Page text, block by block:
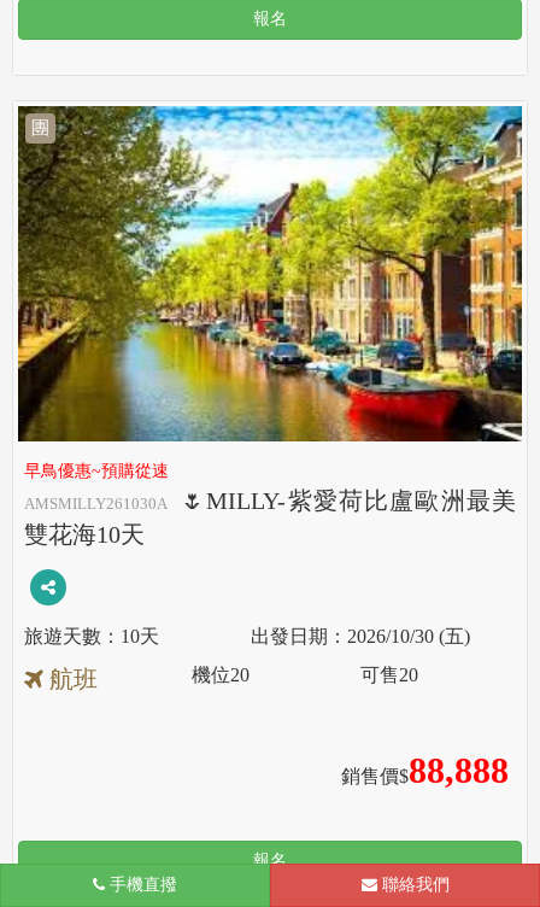
報名
團
早鳥優惠~預購從速
AMSMILLY261030A
🌷MILLY-紫愛荷比盧歐洲最美
雙花海10天
10天 2026/10/30 (五)
航班
銷售價$88,888
機位20 可售20
報名
手機直撥
聯絡我們